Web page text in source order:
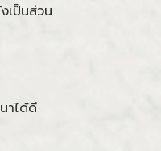
เป็นส่วน
าได้ดี